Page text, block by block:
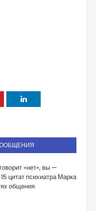
«нет», вы —
цитат психиатра Марка
общения